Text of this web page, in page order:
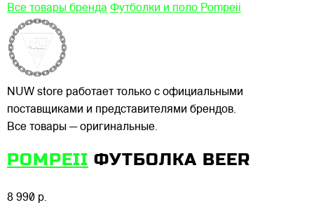
Все товары бренда Футболки и поло Pompeii
NUW store работает только с официальными
поставщиками и представителями брендов.
Все товары — оригинальные.
POMPEII ФУТБОЛКА BEER
8 990 р.